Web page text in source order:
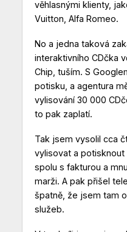
věhlasnými klienty,
Vuitton, Alfa Romeo.
No a jedna taková
interaktivního CDčka
Chip, tuším. S
potisku, a agentura
vylisování 30 000
to pak zaplatí.
Tak jsem vysolil cca
vylisovat a potisknout
spolu s fakturou a
marži. A pak přišel
špatně, že jsem tam
služeb.